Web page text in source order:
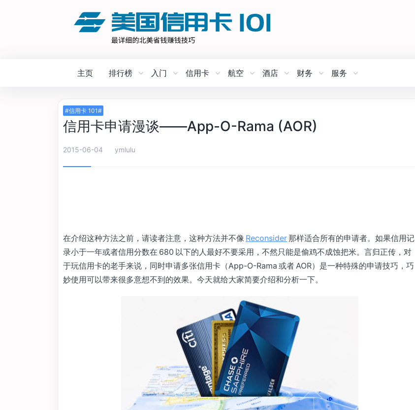
主页 排行榜 入门 信用卡 航空 酒店 财务 服务
#信用卡 101#
信用卡申请漫谈——App-O-Rama (AOR)
2015-06-04 ymlulu
在介绍这种方法之前，请读者注意，这种方法并不像 Reconsider那样适合所有的申请者。如果信用记
录小于一年或者信用分数在 680 以下的人最好不要采用，不然只能是偷鸡不成蚀把米。言归正传，对
于玩信用卡的老手来说，同时申请多张信用卡（App-O-Rama 或者 AOR）是一种特殊的申请技巧，巧
妙使用可以带来很多意想不到的效果。今天就给大家简要介绍和分析一下。